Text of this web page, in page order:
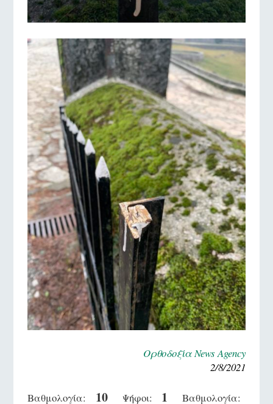
Ορθοδοξία News Agency
2/8/2021
Βαθμολογία: 10 Ψήφοι: 1 Βαθμολογία: